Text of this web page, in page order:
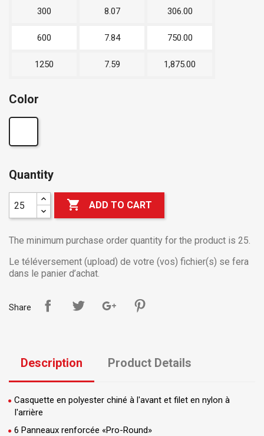
300 8.07 306.00
600 7.84 750.00
1250 7.59 1,875.00
Color
Quantity
 ADD TO CART
The minimum purchase order quantity for the product is 25.
Le téléversement (upload) de votre (vos) fichier(s) se fera
dans le panier d’achat.
Share
Description Product Details
Casquette en polyester chiné à l'avant et filet en nylon à
l'arrière
6 Panneaux renforcée «Pro-Round»